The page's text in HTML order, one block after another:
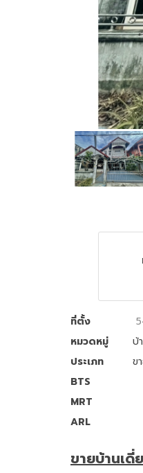
ที่ตั้ง
หมวดหมู่
บ้
ประเภท
ข
BTS
MRT
ARL
ขายบ้านเ